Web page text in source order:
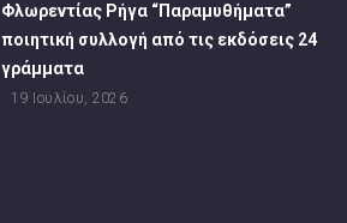
Φλωρεντίας Ρήγα “Παραμυθήματα”
ποιητική συλλογή από τις εκδόσεις 24
γράμματα
19 Ιουλίου, 2026